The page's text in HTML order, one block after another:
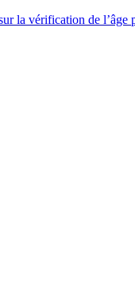
la vérification de l’âge